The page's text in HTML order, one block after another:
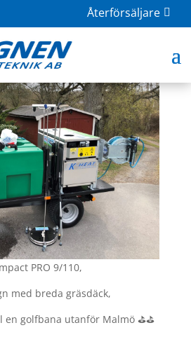
Återförsäljare
PRO 9/110
PRO 9/110,
med breda gräsdäck,
en golfbana utanför Malmö ⛳️⛳️